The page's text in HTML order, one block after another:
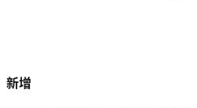
新增